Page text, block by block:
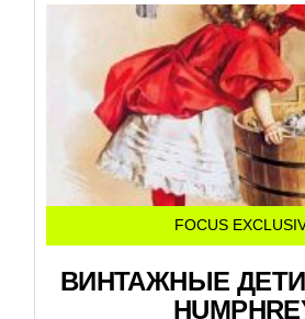
FOCUS
ВИНТАЖНЫЕ ДЕТИ